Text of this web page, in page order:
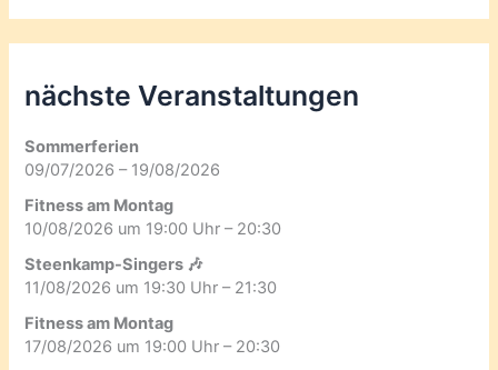
nächste Veranstaltungen
Sommerferien
09/07/2026 – 19/08/2026
Fitness am Montag
10/08/2026 um 19:00 Uhr – 20:30
Steenkamp-Singers 🎶
11/08/2026 um 19:30 Uhr – 21:30
Fitness am Montag
17/08/2026 um 19:00 Uhr – 20:30